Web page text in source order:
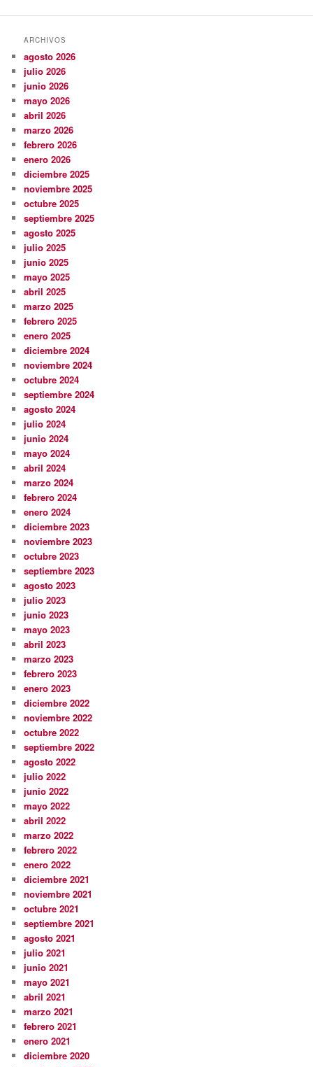
ARCHIVOS
agosto 2026
julio 2026
junio 2026
mayo 2026
abril 2026
marzo 2026
febrero 2026
enero 2026
diciembre 2025
noviembre 2025
octubre 2025
septiembre 2025
agosto 2025
julio 2025
junio 2025
mayo 2025
abril 2025
marzo 2025
febrero 2025
enero 2025
diciembre 2024
noviembre 2024
octubre 2024
septiembre 2024
agosto 2024
julio 2024
junio 2024
mayo 2024
abril 2024
marzo 2024
febrero 2024
enero 2024
diciembre 2023
noviembre 2023
octubre 2023
septiembre 2023
agosto 2023
julio 2023
junio 2023
mayo 2023
abril 2023
marzo 2023
febrero 2023
enero 2023
diciembre 2022
noviembre 2022
octubre 2022
septiembre 2022
agosto 2022
julio 2022
junio 2022
mayo 2022
abril 2022
marzo 2022
febrero 2022
enero 2022
diciembre 2021
noviembre 2021
octubre 2021
septiembre 2021
agosto 2021
julio 2021
junio 2021
mayo 2021
abril 2021
marzo 2021
febrero 2021
enero 2021
diciembre 2020